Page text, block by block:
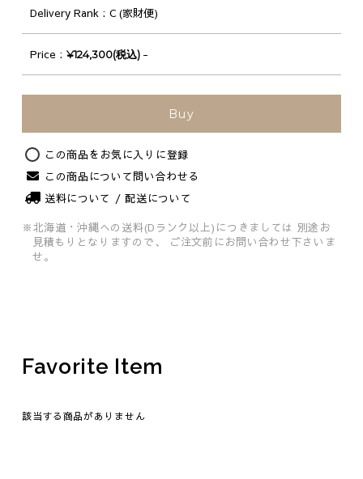
Original
Delivery Rank C (家財便)
Price ¥124,300(税込) -
Buy
この商品をお気に入りに登録
この商品について問い合わせる
送料について / 配送について
※北海道・沖縄への送料(Dランク以上)につきましては 別途お
見積もりとなりますので、
ご注文前にお問い合わせ下さいま
せ。
Favorite Item
該当する商品がありません